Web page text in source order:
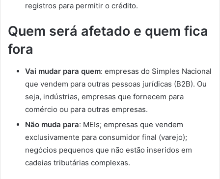
registros para permitir o crédito.
Quem será afetado e quem fica
fora
Vai mudar para quem: empresas do Simples Nacional
que vendem para outras pessoas jurídicas (B2B). Ou
seja, indústrias, empresas que fornecem para
comércio ou para outras empresas.
Não muda para: MEIs; empresas que vendem
exclusivamente para consumidor final (varejo);
negócios pequenos que não estão inseridos em
cadeias tributárias complexas.